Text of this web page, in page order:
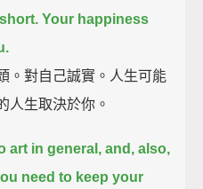
Your happiness
。對自己誠實。人生可能
人生取決於你。
art in general, and, also,
need to keep your